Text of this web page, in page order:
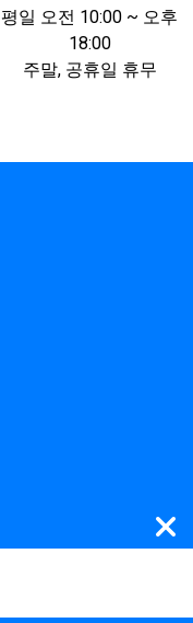
평일 오전 10:00 ~ 오후
18:00
주말, 공휴일 휴무